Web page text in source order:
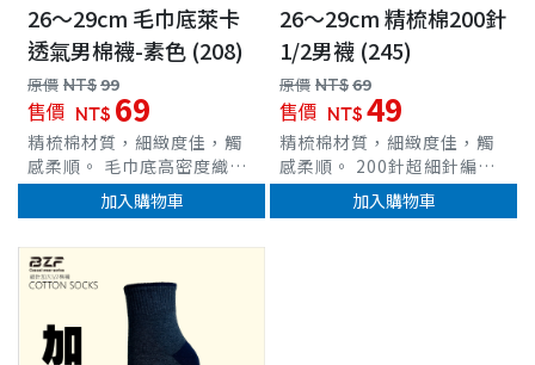
26～29cm 毛巾底萊卡
透氣男棉襪-素色 (208)
原價 NT$99
售價 NT$ 69
精梳棉材質，細緻度佳，觸
感柔順。 毛巾底高密度織
法，柔軟度、吸震、吸汗力
優異。 特殊Y字跟織法，穩
洗耐穿、緩震度高，減緩運
動時帶來的作用力。 彈性纖
維，完整包覆、伸展力佳
加入購物車
26～29cm 精梳棉200針
1/2男襪 (245)
原價 NT$69
售價 NT$ 49
精梳棉材質，細緻度佳，觸
感柔順。 200針超細針編
織，輕薄透氣貼合。 立體腳
跟織法，穩定腳跟位置。 超
加入購物車